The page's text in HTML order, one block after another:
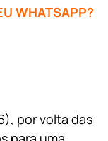
WHATSAPP?
por volta das